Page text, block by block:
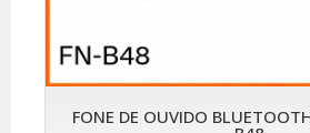
FONE DE OUVIDO